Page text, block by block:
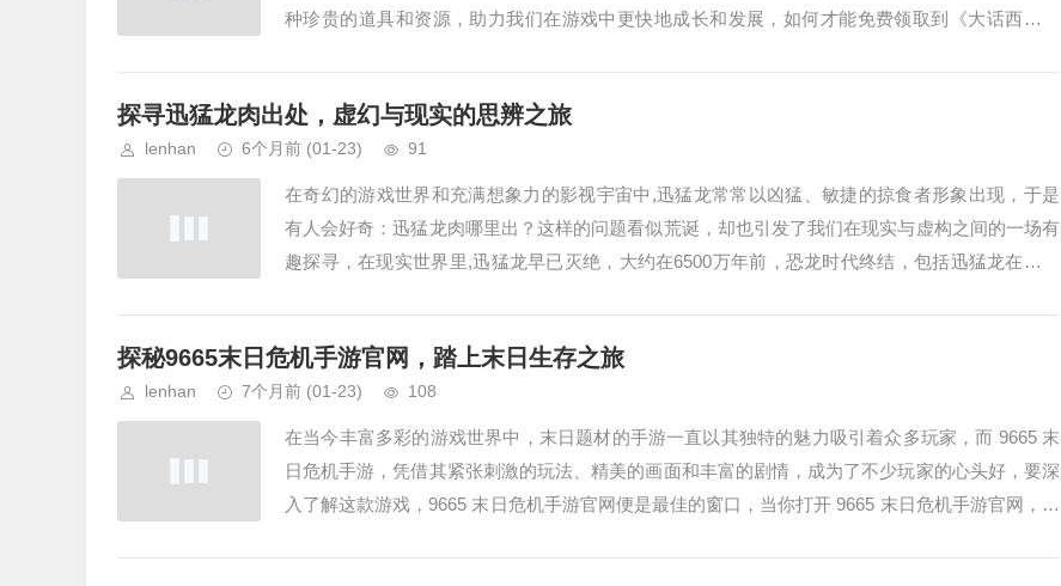
种珍贵的道具和资源，助力我们在游戏中更快地成长和发展，如何才能免费领取到《大话西游手
探寻迅猛龙肉出处，虚幻与现实的思辨之旅
lenhan 6个月前 (01-23) 91
在奇幻的游戏世界和充满想象力的影视宇宙中,迅猛龙常常以凶猛、敏捷的掠食者形象出现，于是
有人会好奇：迅猛龙肉哪里出？这样的问题看似荒诞，却也引发了我们在现实与虚构之间的一场有
趣探寻，在现实世界里,迅猛龙早已灭绝，大约在6500万年前，恐龙时代终结，包括迅猛龙在内的
探秘9665末日危机手游官网，踏上末日生存之旅
lenhan 7个月前 (01-23) 108
在当今丰富多彩的游戏世界中，末日题材的手游一直以其独特的魅力吸引着众多玩家，而 9665 末
日危机手游，凭借其紧张刺激的玩法、精美的画面和丰富的剧情，成为了不少玩家的心头好，要深
入了解这款游戏，9665 末日危机手游官网便是最佳的窗口，当你打开 9665 末日危机手游官网，首